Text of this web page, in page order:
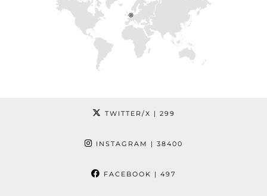
TWITTER/X | 299
INSTAGRAM | 38400
FACEBOOK | 497